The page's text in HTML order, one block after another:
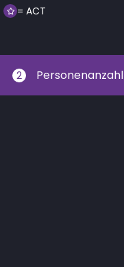
= ACT
2 Personenanzahl